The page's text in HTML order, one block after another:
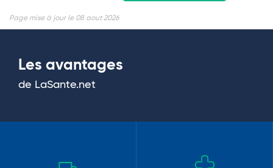
Page mise à jour le 08 aout 2026
Les avantages
de LaSante.net